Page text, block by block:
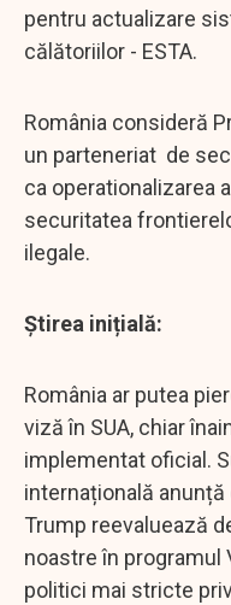
pentru actualizare
călătoriilor - ESTA.
România consideră
un parteneriat de
ca operationalizarea
securitatea
ilegale.
Știrea inițială:
România ar putea
viză în SUA, chiar
implementat oficial.
internațională
Trump reevaluează
noastre în programul
politici mai stricte